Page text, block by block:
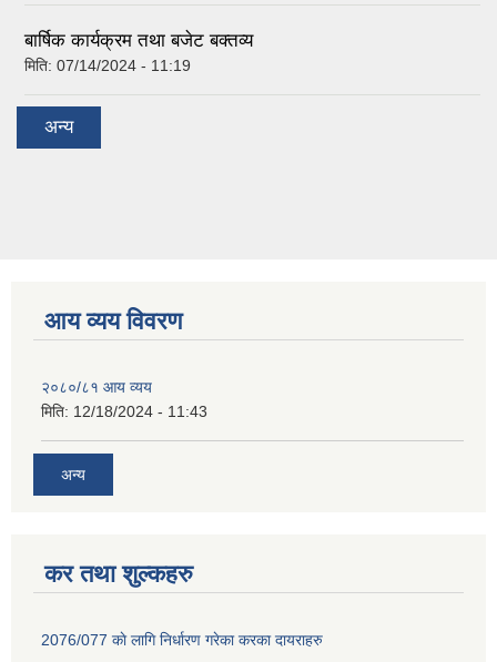
बार्षिक कार्यक्रम तथा बजेट बक्तव्य
मिति: 07/14/2024 - 11:19
अन्य
आय व्यय विवरण
२०८०/८१ आय व्यय
मिति: 12/18/2024 - 11:43
अन्य
कर तथा शुल्कहरु
2076/077 काे लागि निर्धारण गरेका करका दायराहरु